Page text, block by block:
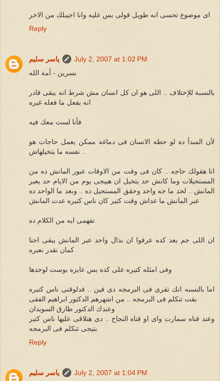
اى موضوع تحسى انه طويل قولى بس عليه وانا اجيبلك من الاخر
Reply
ياسر سليم
July 2, 2007 at 1:02 PM
نسرين - أمة الله
بالنسبة للإختلاف .. اللى هو ان كل انسان مش شرط انه يبقى قادر
انه يفعل ما فعله غيره
فأنا لست معك فيه
لأن المبدأ ده لو حطه الانسان فى دماغه ممكن يعمل حاجات هو
نفسه ما يتخيلهاش ..
انا هقولك حاجه .. كان فى وقت من الاوقات عبور المانش ده من
المستحيلات وما كانش حد يتخيل ان هييجى يوم من الايام حد يعبر
المانش .. لحد ما جه واحد وحقق المستحيل ده .. وبعد ما الواحد ده
عبر المانش ما عداش وقت كتير كان ناس كتيره عدت المانش
تفهمى ايه من الكلام ده
ان اللى جم بعد كده عرفوا ان بدال واحد عبر المانش يبقى احنا
كمان نقدر نعبره
وفى امثله كتيره على كده بس عايزه بوست لوحدها
اما بالنسبه انك تقرى فى البرمجه دى فين .. فدلوقتى ناس كتيره
بقت تتكلم فى البرمجه .. من اشهرهم الدكتور ابراهيم الفقى
وعندك الدكتور طارق السويدان
وعند قناه سمارت واى او قناه النجاح .. دى هتلاقى عليها ناس كتير
بتيجى تتكلم فى البرمجه
Reply
ياسر سليم July 2, 2007 at 1:04 PM